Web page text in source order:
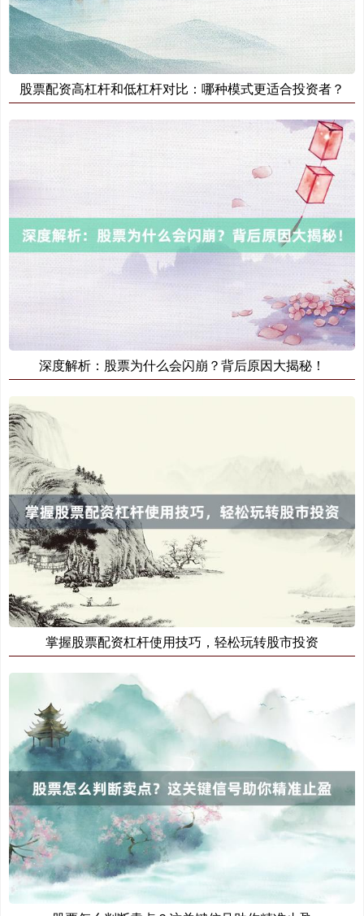
229.80 +0.05%
7881.40 +0.33%
股票配资高杠杆和低杠杆对比：哪种模式更适合投资者？
深度解析：股票为什么会闪崩？背后原因大揭秘！
掌握股票配资杠杆使用技巧，轻松玩转股市投资